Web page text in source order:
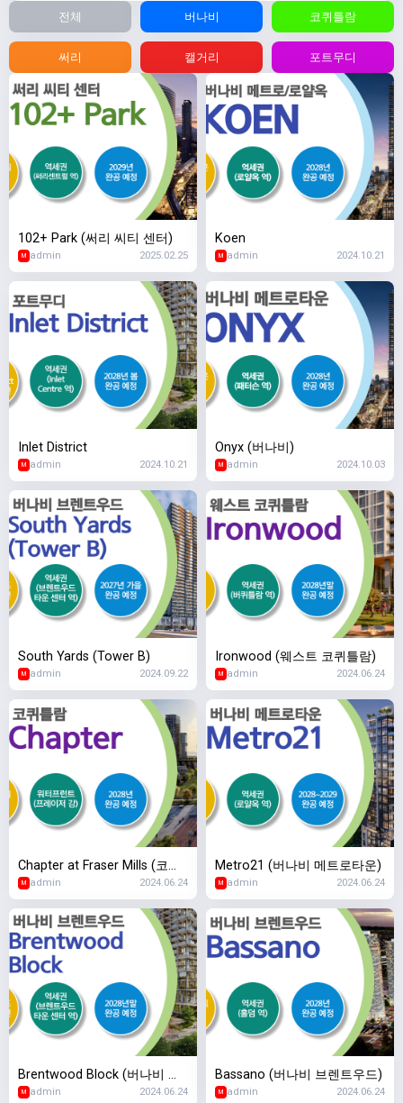
전체 버나비 코퀴틀람
써리 캘거리 포트무디
102+ Park (써리 씨티 센터)
M admin 2025.02.25
Koen
M admin 2024.10.21
Inlet District
M admin 2024.10.21
Onyx (버나비)
M admin 2024.10.03
South Yards (Tower B)
M admin 2024.09.22
Ironwood (웨스트 코퀴틀람)
M admin 2024.06.24
Chapter at Fraser Mills (코퀴
틀람 프레이저 밀스)
M admin 2024.06.24
Metro21 (버나비 메트로타운)
M admin 2024.06.24
Brentwood Block (버나비 브
렌트우드)
M admin 2024.06.24
Bassano (버나비 브렌트우드)
M admin 2024.06.24